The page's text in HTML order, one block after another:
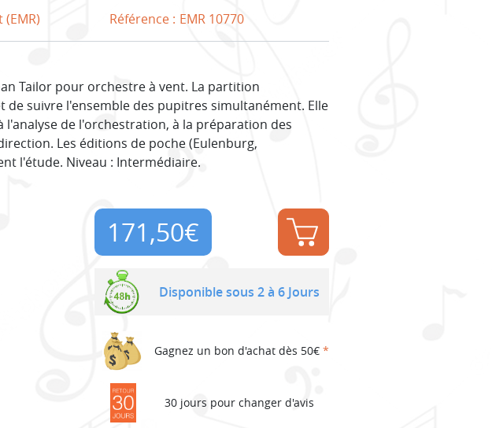
(EMR) Référence : EMR 10770
Tailor pour orchestre à vent. La partition
de suivre l'ensemble des pupitres simultanément. Elle
l'analyse de l'orchestration, à la préparation des
Les éditions de poche (Eulenburg,
l'étude. Niveau : Intermédiaire.
171,50€
Disponible sous 2 à 6 Jours
Gagnez un bon d'achat dès 50€ *
30 jours pour changer d'avis